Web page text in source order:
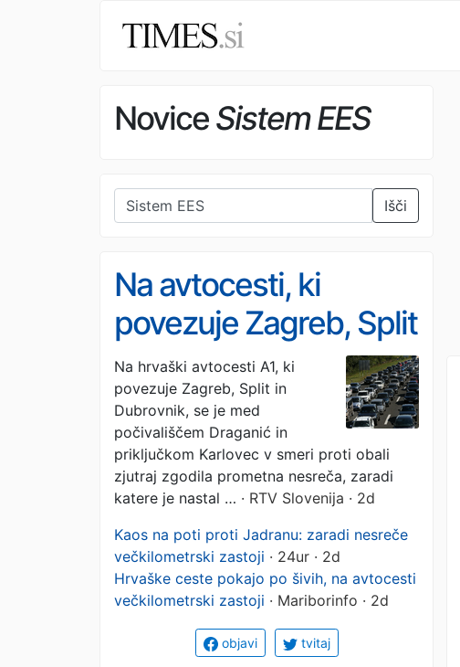
NoviceSistem EES
Išči
Na avtocesti, ki
povezuje Zagreb, Split
in Dubrovnik,
večkilometrski zastoj
Na hrvaški avtocesti A1, ki
povezuje Zagreb, Split in
Dubrovnik, se je med
počivališčem Draganić in
priključkom Karlovec v smeri proti obali
zjutraj zgodila prometna nesreča, zaradi
katere je nastal … · RTV Slovenija · 2d
Kaos na poti proti Jadranu: zaradi nesreče
večkilometrski zastoji · 24ur · 2d
Hrvaške ceste pokajo po šivih, na avtocesti
večkilometrski zastoji · Mariborinfo · 2d
objavi tvitaj